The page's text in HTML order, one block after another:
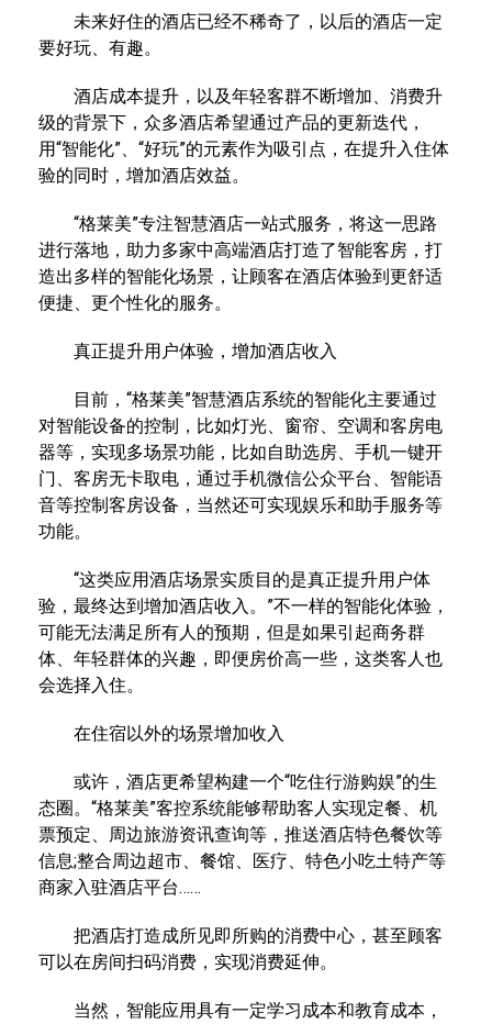
未来好住的酒店已经不稀奇了，以后的酒店一定
要好玩、有趣。
酒店成本提升，以及年轻客群不断增加、消费升
级的背景下，众多酒店希望通过产品的更新迭代，
用“智能化”、“好玩”的元素作为吸引点，在提升入住体
验的同时，增加酒店效益。
“格莱美”专注智慧酒店一站式服务，将这一思路
进行落地，助力多家中高端酒店打造了智能客房，打
造出多样的智能化场景，让顾客在酒店体验到更舒适
便捷、更个性化的服务。
真正提升用户体验，增加酒店收入
目前，“格莱美”智慧酒店系统的智能化主要通过
对智能设备的控制，比如灯光、窗帘、空调和客房电
器等，实现多场景功能，比如自助选房、手机一键开
门、客房无卡取电，通过手机微信公众平台、智能语
音等控制客房设备，当然还可实现娱乐和助手服务等
功能。
“这类应用酒店场景实质目的是真正提升用户体
验，最终达到增加酒店收入。”不一样的智能化体验，
可能无法满足所有人的预期，但是如果引起商务群
体、年轻群体的兴趣，即便房价高一些，这类客人也
会选择入住。
在住宿以外的场景增加收入
或许，酒店更希望构建一个“吃住行游购娱”的生
态圈。“格莱美”客控系统能够帮助客人实现定餐、机
票预定、周边旅游资讯查询等，推送酒店特色餐饮等
信息;整合周边超市、餐馆、医疗、特色小吃土特产等
商家入驻酒店平台……
把酒店打造成所见即所购的消费中心，甚至顾客
可以在房间扫码消费，实现消费延伸。
当然，智能应用具有一定学习成本和教育成本，